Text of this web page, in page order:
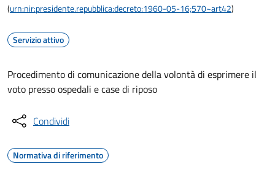
(urn:nir:presidente.repubblica:decreto:1960-05-16;570~art42)
Servizio attivo
Procedimento di comunicazione della volontà di esprimere il
voto presso ospedali e case di riposo
Condividi
Normativa di riferimento